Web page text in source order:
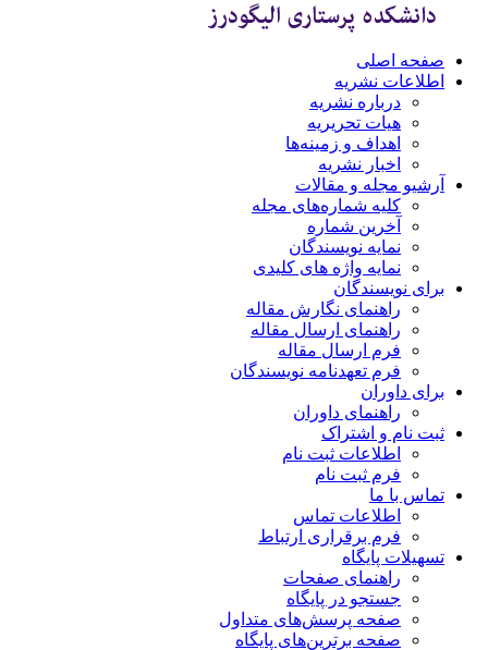
صفحه اصلی
اطلاعات نشریه
درباره نشریه
هیات تحریریه
اهداف و زمینه‌ها
اخبار نشریه
آرشیو مجله و مقالات
کلیه شماره‌های مجله
آخرین شماره
نمایه نویسندگان
نمایه واژه های کلیدی
برای نویسندگان
راهنمای نگارش مقاله
راهنمای ارسال مقاله
فرم ارسال مقاله
فرم تعهدنامه نویسندگان
برای داوران
راهنمای داوران
ثبت نام و اشتراک
اطلاعات ثبت نام
فرم ثبت نام
تماس با ما
اطلاعات تماس
فرم برقراری ارتباط
تسهیلات پایگاه
راهنمای صفحات
جستجو در پایگاه
صفحه پرسش‌های متداول
صفحه برترین‌های پایگاه